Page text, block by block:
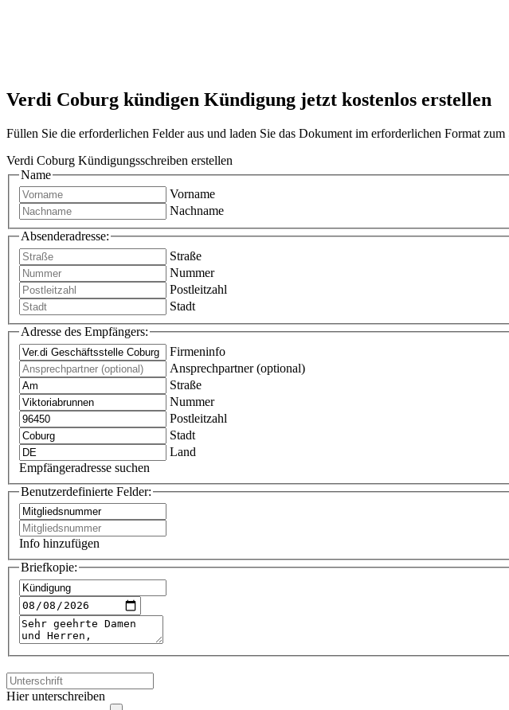
Verdi Coburg kündigen Kündigung jetzt kostenlos erstellen
Füllen Sie die erforderlichen Felder aus und laden Sie das Dokument im erforderlichen Format zum
Verdi Coburg Kündigungsschreiben erstellen
Name
Vorname
Nachname
Absenderadresse:
Straße
Nummer
Postleitzahl
Stadt
Adresse des Empfängers:
Firmeninfo
Ansprechpartner (optional)
Straße
Nummer
Postleitzahl
Stadt
Land
Empfängeradresse suchen
Benutzerdefinierte Felder:
Info hinzufügen
Briefkopie:
Hier unterschreiben